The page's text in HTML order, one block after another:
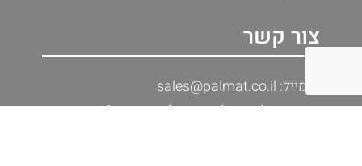
צור קשר
אימייל: sales@palmat.co.il
כתובת: פלמט רילאיינס בע"מ, עובדיה 4, יד בנימין